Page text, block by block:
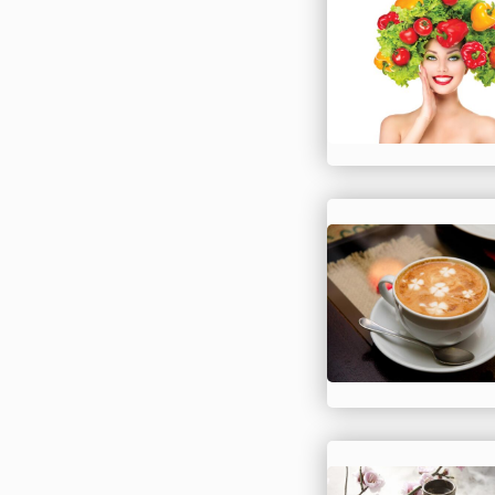
праздник.
этого дня вызвано
исторической
необходимостью.
Президент
Азербайджанской
Республики Гейдар
17 июля 1998 года
проведении 1
праздника
прокуратуры
Азербайджанской
Республики
на том, чт...